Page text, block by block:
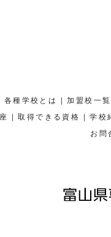
各種学校とは |加盟校一覧
|取得できる資格 |学校
お問